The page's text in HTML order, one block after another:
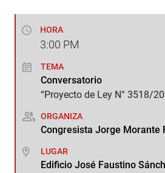
HORA
3:00 PM
TEMA
Conversatorio
“Proyecto de Ley N° 3518/
ORGANIZA
Congresista Jorge Morante
LUGAR
Edificio José Faustino